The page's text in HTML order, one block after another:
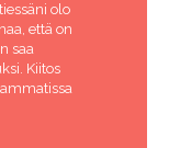
olo
että on
saa
Kiitos